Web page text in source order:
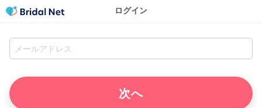
ログイン